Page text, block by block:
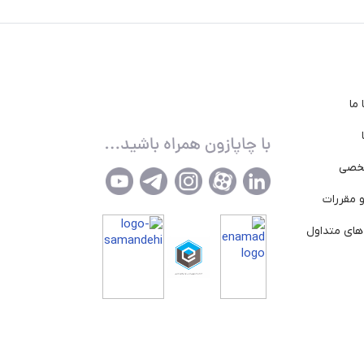
ما
مقررات
متداول